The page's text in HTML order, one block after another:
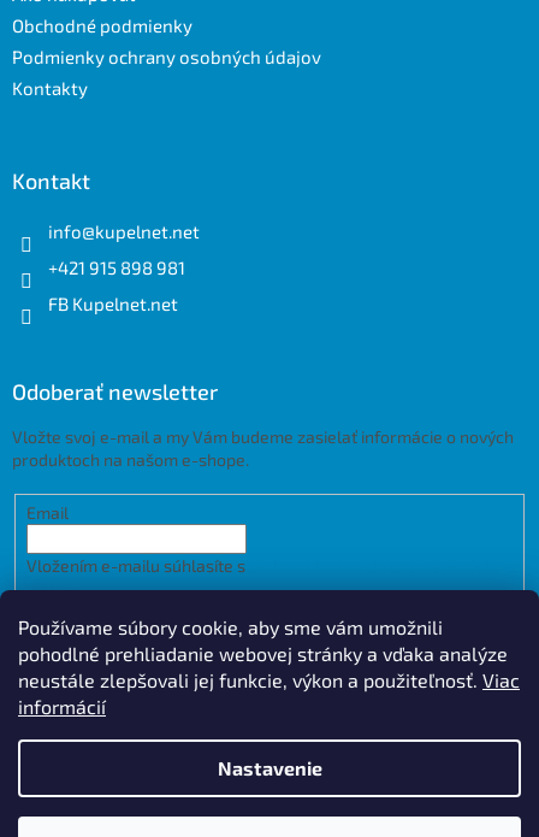
Používame súbory cookie, aby sme vám umožnili
pohodlné prehliadanie webovej stránky a vďaka analýze
neustále zlepšovali jej funkcie, výkon a použiteľnosť. Viac
informácií
Nastavenie
Obchodné podmienky
Podmienky ochrany osobných údajov
Kontakty
Kontakt
info@kupelnet.net
+421 915 898 981
FB Kupelnet.net
Odoberať newsletter
Vložte svoj e-mail a my Vám budeme zasielať informácie o nových
produktoch na našom e-shope.
Email
Vložením e-mailu súhlasíte s
údajov
PRIHLÁSIŤ SA